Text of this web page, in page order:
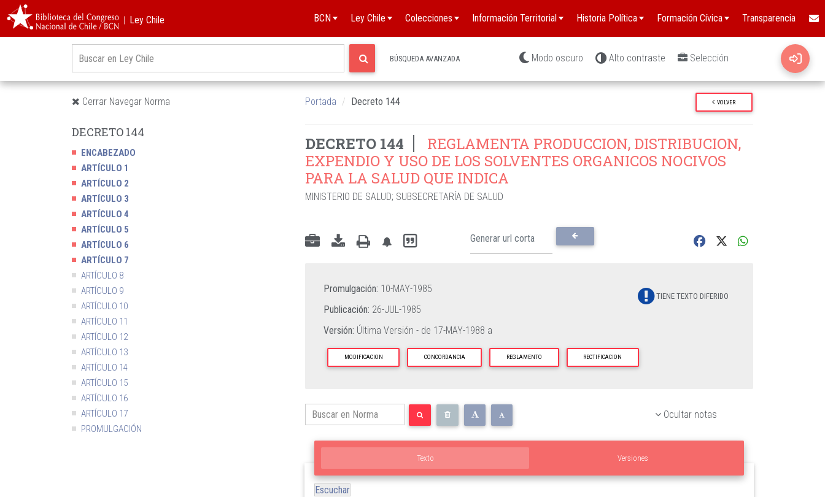
︱Ley Chile BCN Ley Chile Colecciones Información Territorial Historia Política Formación Cívica Transparencia
BÚSQUEDA AVANZADA Modo oscuro Alto contraste Selección
Cerrar Navegar Norma Portada Decreto 144 VOLVER
DECRETO 144
ENCABEZADO
ARTÍCULO 1
ARTÍCULO 2
ARTÍCULO 3
ARTÍCULO 4
ARTÍCULO 5
ARTÍCULO 6
ARTÍCULO 7
ARTÍCULO 8
ARTÍCULO 9
ARTÍCULO 10
ARTÍCULO 11
ARTÍCULO 12
ARTÍCULO 13
ARTÍCULO 14
ARTÍCULO 15
ARTÍCULO 16
ARTÍCULO 17
PROMULGACIÓN
DECRETO 144
REGLAMENTA PRODUCCION, DISTRIBUCION,
EXPENDIO Y USO DE LOS SOLVENTES ORGANICOS NOCIVOS
PARA LA SALUD QUE INDICA
MINISTERIO DE SALUD; SUBSECRETARÍA DE SALUD
TIENE TEXTO DIFERIDO
Promulgación: 10-MAY-1985
Publicación: 26-JUL-1985
Versión: Última Versión - de 17-MAY-1988 a
MODIFICACION CONCORDANCIA REGLAMENTO RECTIFICACION
Ocultar notas
Texto Versiones
Escuchar